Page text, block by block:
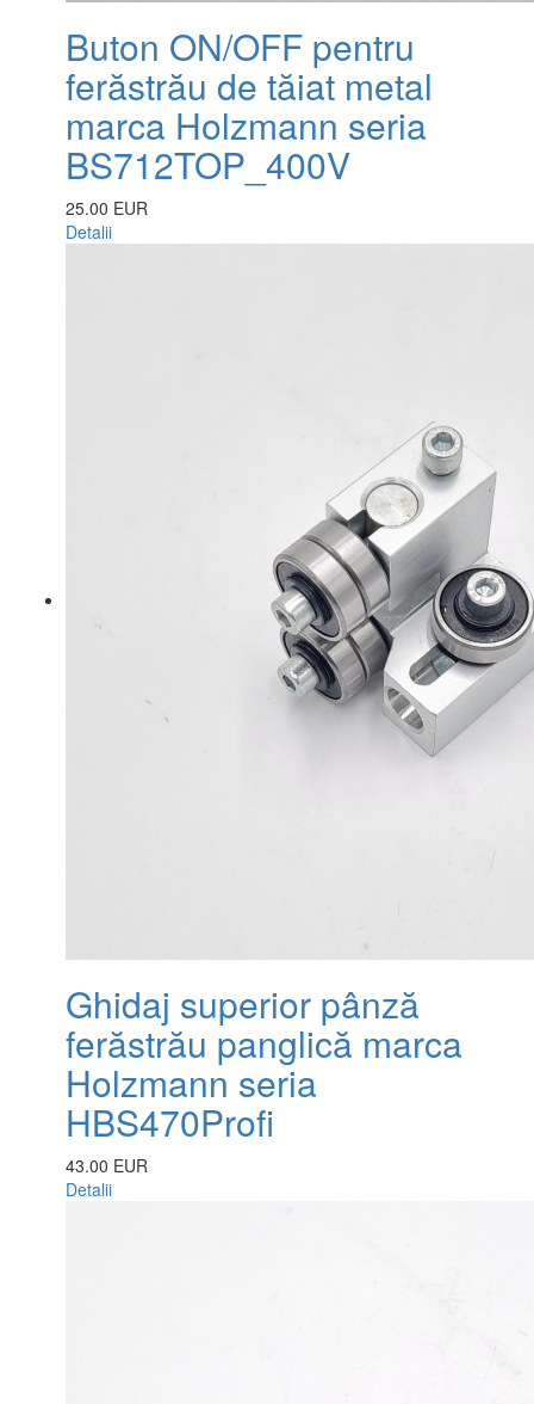
Buton ON/OFF pentru
ferăstrău de tăiat metal
marca Holzmann seria
BS712TOP_400V
25.00 EUR
Detalii
Ghidaj superior pânză
ferăstrău panglică marca
Holzmann seria
HBS470Profi
43.00 EUR
Detalii